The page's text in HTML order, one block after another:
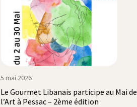
5 mai 2026
Le Gourmet Libanais participe au Mai de
l’Art à Pessac – 2ème édition